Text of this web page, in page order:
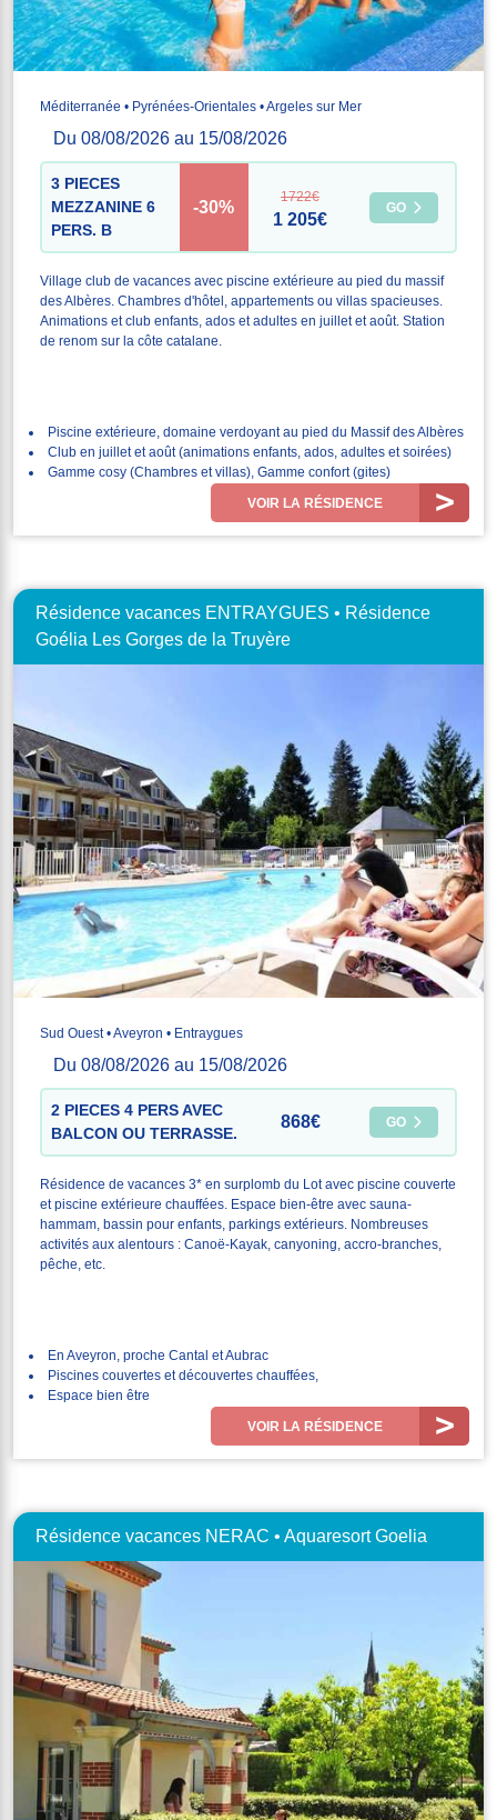
Méditerranée • Pyrénées-Orientales • Argeles sur Mer
Du 08/08/2026 au 15/08/2026
3 PIECES
MEZZANINE 6
PERS. B
-30%
1722€
1 205€
GO
Village club de vacances avec piscine extérieure au pied du massif
des Albères. Chambres d'hôtel, appartements ou villas spacieuses.
Animations et club enfants, ados et adultes en juillet et août. Station
de renom sur la côte catalane.
Piscine extérieure, domaine verdoyant au pied du Massif des Albères
Club en juillet et août (animations enfants, ados, adultes et soirées)
Gamme cosy (Chambres et villas), Gamme confort (gites)
VOIR LA RÉSIDENCE
Résidence vacances ENTRAYGUES • Résidence
Goélia Les Gorges de la Truyère
Sud Ouest • Aveyron • Entraygues
Du 08/08/2026 au 15/08/2026
2 PIECES 4 PERS AVEC
BALCON OU TERRASSE.
868€ GO
Résidence de vacances 3* en surplomb du Lot avec piscine couverte
et piscine extérieure chauffées. Espace bien-être avec sauna-
hammam, bassin pour enfants, parkings extérieurs. Nombreuses
activités aux alentours : Canoë-Kayak, canyoning, accro-branches,
pêche, etc.
En Aveyron, proche Cantal et Aubrac
Piscines couvertes et découvertes chauffées,
Espace bien être
VOIR LA RÉSIDENCE
Résidence vacances NERAC • Aquaresort Goelia